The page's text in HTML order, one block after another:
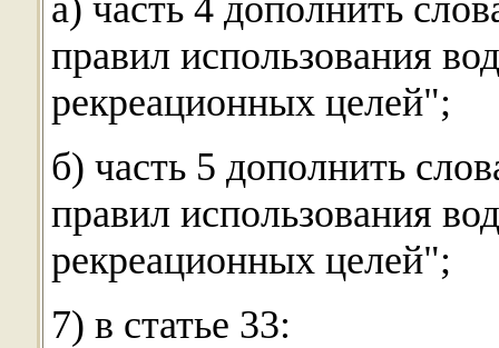
а) часть 4 дополнить
правил использования
рекреационных целей";
б) часть 5 дополнить
правил использования
рекреационных целей";
7) в статье 33: